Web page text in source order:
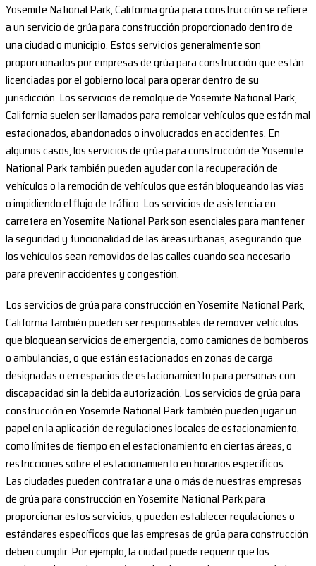
Yosemite National Park, California grúa para construcción se refiere
a un servicio de grúa para construcción proporcionado dentro de
una ciudad o municipio. Estos servicios generalmente son
proporcionados por empresas de grúa para construcción que están
licenciadas por el gobierno local para operar dentro de su
jurisdicción. Los servicios de remolque de Yosemite National Park,
California suelen ser llamados para remolcar vehículos que están mal
estacionados, abandonados o involucrados en accidentes. En
algunos casos, los servicios de grúa para construcción de Yosemite
National Park también pueden ayudar con la recuperación de
vehículos o la remoción de vehículos que están bloqueando las vías
o impidiendo el flujo de tráfico. Los servicios de asistencia en
carretera en Yosemite National Park son esenciales para mantener
la seguridad y funcionalidad de las áreas urbanas, asegurando que
los vehículos sean removidos de las calles cuando sea necesario
para prevenir accidentes y congestión.
Los servicios de grúa para construcción en Yosemite National Park,
California también pueden ser responsables de remover vehículos
que bloquean servicios de emergencia, como camiones de bomberos
o ambulancias, o que están estacionados en zonas de carga
designadas o en espacios de estacionamiento para personas con
discapacidad sin la debida autorización. Los servicios de grúa para
construcción en Yosemite National Park también pueden jugar un
papel en la aplicación de regulaciones locales de estacionamiento,
como límites de tiempo en el estacionamiento en ciertas áreas, o
restricciones sobre el estacionamiento en horarios específicos.
Las ciudades pueden contratar a una o más de nuestras empresas
de grúa para construcción en Yosemite National Park para
proporcionar estos servicios, y pueden establecer regulaciones o
estándares específicos que las empresas de grúa para construcción
deben cumplir. Por ejemplo, la ciudad puede requerir que los